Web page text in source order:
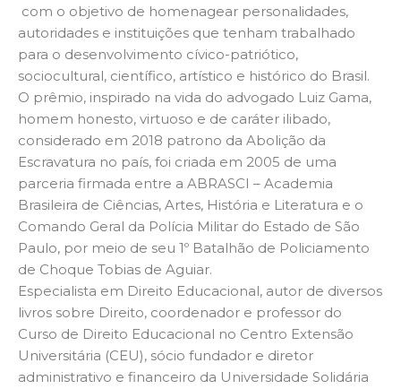
com o objetivo de homenagear personalidades,
autoridades e instituições que tenham trabalhado
para o desenvolvimento cívico-patriótico,
sociocultural, científico, artístico e histórico do Brasil.
O prêmio, inspirado na vida do advogado Luiz Gama,
homem honesto, virtuoso e de caráter ilibado,
considerado em 2018 patrono da Abolição da
Escravatura no país, foi criada em 2005 de uma
parceria firmada entre a ABRASCI – Academia
Brasileira de Ciências, Artes, História e Literatura e o
Comando Geral da Polícia Militar do Estado de São
Paulo, por meio de seu 1º Batalhão de Policiamento
de Choque Tobias de Aguiar.
Especialista em Direito Educacional, autor de diversos
livros sobre Direito, coordenador e professor do
Curso de Direito Educacional no Centro Extensão
Universitária (CEU), sócio fundador e diretor
administrativo e financeiro da Universidade Solidária